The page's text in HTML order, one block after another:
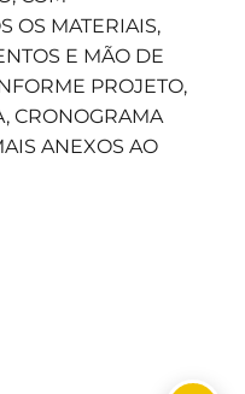
OS MATERIAIS,
E MÃO DE
PROJETO,
CRONOGRAMA
ANEXOS AO